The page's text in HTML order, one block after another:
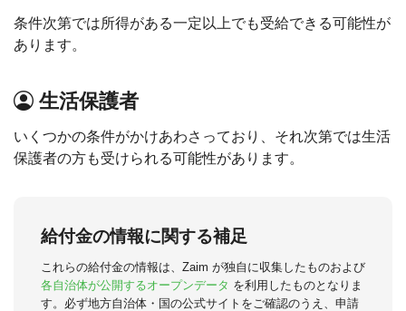
条件次第では所得がある一定以上でも受給できる可能性が
あります。
生活保護者
いくつかの条件がかけあわさっており、それ次第では生活
保護者の方も受けられる可能性があります。
給付金の情報に関する補足
これらの給付金の情報は、Zaim が独自に収集したものおよび
各自治体が公開するオープンデータ を利用したものとなりま
す。必ず地方自治体・国の公式サイトをご確認のうえ、申請